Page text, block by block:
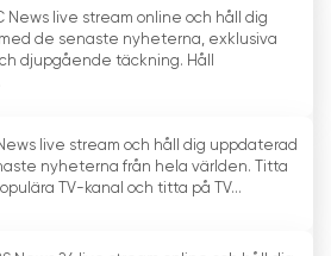
online
News live stream online och håll dig
de senaste nyheterna, exklusiva
djupgående täckning. Håll
live stream och håll dig uppdaterad
nyheterna från hela världen. Titta
TV-kanal och titta på TV...